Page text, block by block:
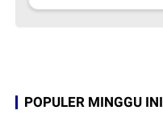
POPULER MINGGU INI